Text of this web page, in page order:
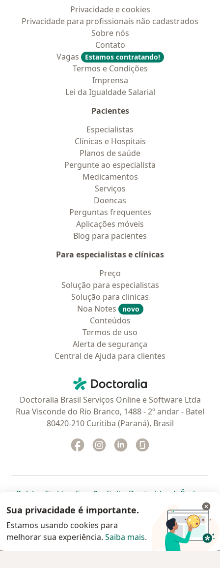
Privacidade e cookies
Privacidade para profissionais não cadastrados
Sobre nós
Contato
Vagas
Estamos contratando!
Termos e Condições
Imprensa
Lei da Igualdade Salarial
Pacientes
Especialistas
Clínicas e Hospitais
Planos de saúde
Pergunte ao especialista
Medicamentos
Serviços
Doencas
Perguntas frequentes
Aplicações móveis
Blog para pacientes
Para especialistas e clínicas
Preço
Solução para especialistas
Solução para clinicas
Noa Notes
novo
Conteúdos
Termos de uso
Alerta de segurança
Central de Ajuda para clientes
Doctoralia - Homepage
Doctoralia Brasil Serviços Online e Software Ltda
Rua Visconde do Rio Branco, 1488 - 2º andar - Batel
80420-210 Curitiba (Paraná), Brasil
Facebook
abre num novo separador
Instagram
abre num novo separador
Linkedin
abre num novo
Polska abre num novo separador
Türkiye abre num novo separador
España abre num novo separador
Italia abre num novo
Deutschlandabre num
Česko
Portugal abre num novo separador
, México abre num novo separador
, abre num novo separador
Brasil abre num novoabre num
abre
Colombia abre num novo
www.doctoralia.com.br © 2026 - Agende agora sua
Sua privacidade é importante.
Estamos usando cookies para
melhorar sua experiência. Saiba mais.